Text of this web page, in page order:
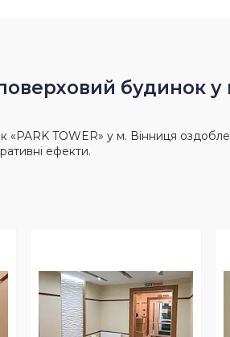
будинок у
«PARK TOWER» у м. Вінниця
ефекти.